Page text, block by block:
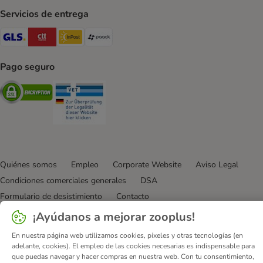
Servicios de entrega
GLS Shipping Method
CTTExpress Shipping Method
InPost Shipping Method
Pago seguro
Security
Quiénes somos Empleo Corporate Website
Aviso Legal
Condiciones comerciales generales
DSA
Formulario de desistimiento
Contacto
Gastos de envío y plazo de entrega
Formas de pago
Declaración de accesibilidad
¡Ayúdanos a mejorar zooplus!
En nuestra página web utilizamos cookies, píxeles y otras tecnologías (en
adelante, cookies). El empleo de las cookies necesarias es indispensable para
que puedas navegar y hacer compras en nuestra web. Con tu consentimiento,